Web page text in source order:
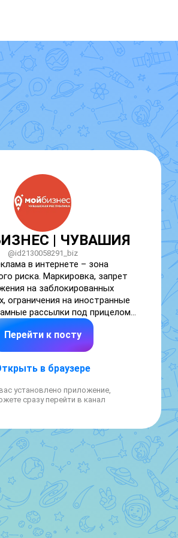
| ЧУВАШИЯ
@id2130058291_biz
в интернете – зона
риска. Маркировка, запрет
на заблокированных
ограничения на иностранные
рассылки под прицелом
о персональных данных –
сегодня нужно знать,
проходит граница.
приглашает на бесплатный
рекомендации – как
– Анастасия Червинская,
бизнес-юрист в сфере
собственности, 15 лет
опыта.
ситуации: чем нативная
от саморекламы, как
рассылки, что грозит за
ресурсах и при
Перейти к посту
в браузере
установлено приложение,
сразу перейти в канал